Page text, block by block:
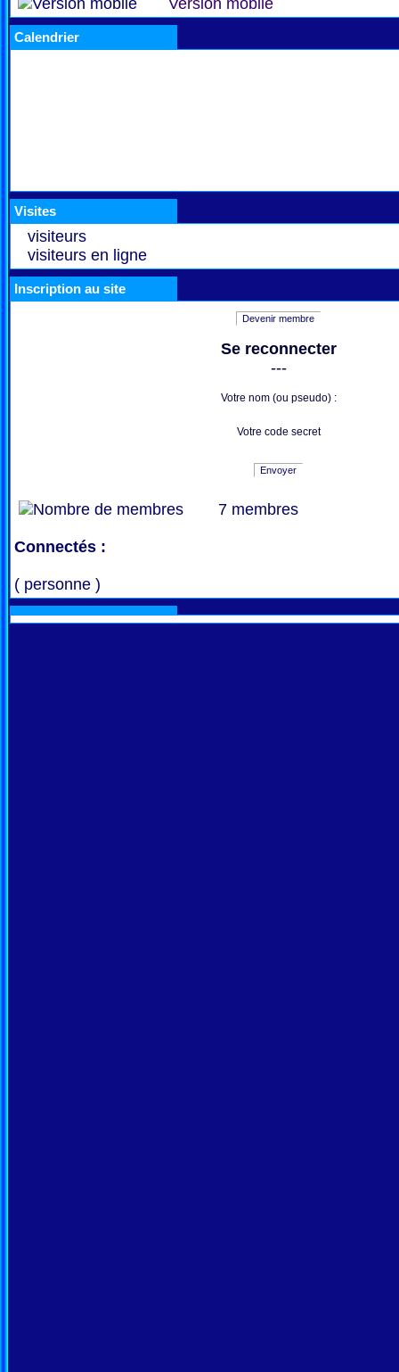
Version mobile
Calendrier
Visites
visiteurs
visiteurs en ligne
Inscription au site
Devenir membre
Se reconnecter
---
Votre nom (ou pseudo) :
Votre code secret
Envoyer
7 membres
Connectés :
( personne )